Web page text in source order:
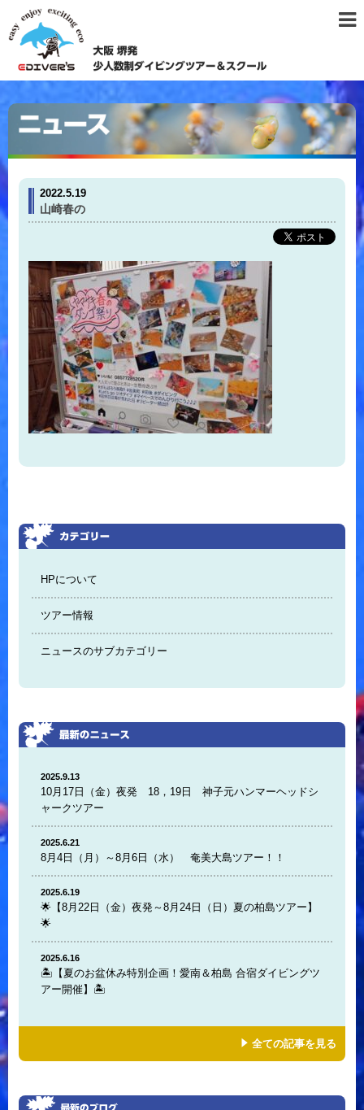
2022.5.19
山崎春の
HPについて
ツアー情報
ニュースのサブカテゴリー
2025.9.13
10月17日（金）夜発 18，19日 神子元ハンマーヘッドシ
ャークツアー
2025.6.21
8月4日（月）～8月6日（水） 奄美大島ツアー！！
2025.6.19
🌟【8月22日（金）夜発～8月24日（日）夏の柏島ツアー】
🌟
2025.6.16
🏝️【夏のお盆休み特別企画！愛南＆柏島 合宿ダイビングツ
アー開催】🏝️
全ての記事を見る